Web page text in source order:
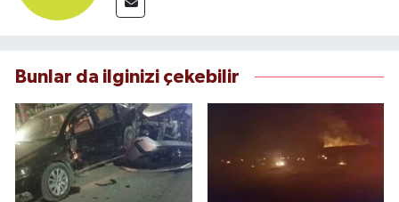
Bunlar da ilginizi çekebilir